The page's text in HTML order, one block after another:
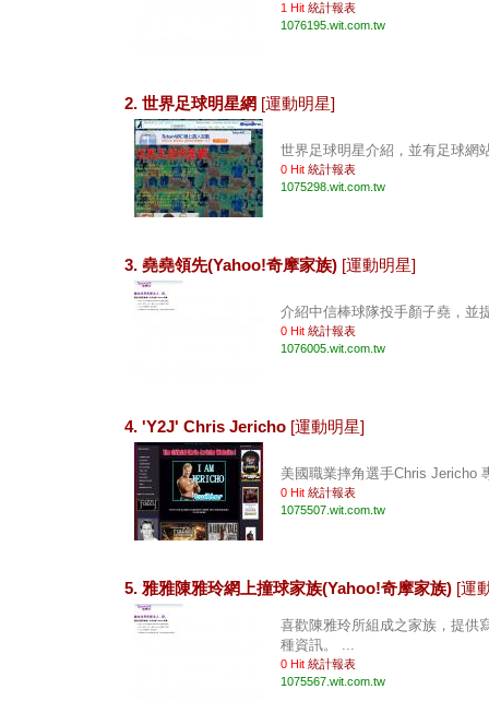
1 Hit 統計報表
1076195.wit.com.tw
2. 世界足球明星網 [運動明星]
世界足球明星介紹，並有足球網
0 Hit 統計報表
1075298.wit.com.tw
3. 堯堯領先(Yahoo!奇摩家族) [運動明星]
介紹中信棒球隊投手顏子堯，並
0 Hit 統計報表
1076005.wit.com.tw
4. 'Y2J' Chris Jericho [運動明星]
美國職業摔角選手Chris Jericho
0 Hit 統計報表
1075507.wit.com.tw
5. 雅雅陳雅玲網上撞球家族(Yahoo!奇摩家族) [運
喜歡陳雅玲所組成之家族，提供
種資訊。 ...
0 Hit 統計報表
1075567.wit.com.tw